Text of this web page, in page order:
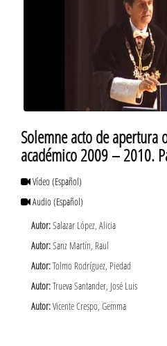
Solemne acto de apertura
académico 2009 – 2010.
Vídeo(Español)
Audio(Español)
Autor:Salazar López, Alicia
Autor:Sanz Martín, Raul
Autor:Tolmo Rodríguez, Piedad
Autor:Trueva Santander, José Luis
Autor:Vicente Crespo, Gemma